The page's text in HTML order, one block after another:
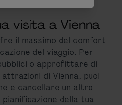
visita a Vienna
il massimo del comfort
del viaggio. Per
o approfittare di
di Vienna, puoi
e cancellare un altro
della tua